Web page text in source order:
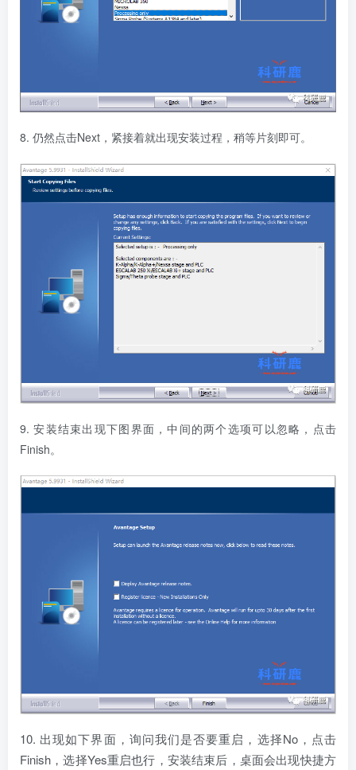
8. 仍然点击Next，紧接着就出现安装过程，稍等片刻即可。
9. 安装结束出现下图界面，中间的两个选项可以忽略，点击
Finish。
10. 出现如下界面，询问我们是否要重启，选择No，点击
Finish，选择Yes重启也行，安装结束后，桌面会出现快捷方